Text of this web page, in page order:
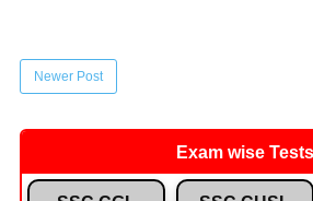
Newer Post
Exam wise Tests